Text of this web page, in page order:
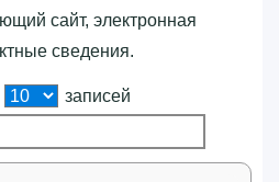
сайт, электронная
сведения.
записей